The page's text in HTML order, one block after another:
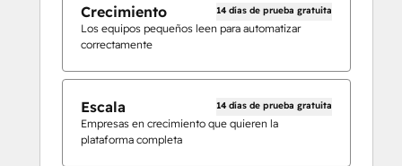
Crecimiento 14 días de prueba gratuita
Los equipos pequeños leen para automatizar
correctamente
Escala 14 días de prueba gratuita
Empresas en crecimiento que quieren la
plataforma completa